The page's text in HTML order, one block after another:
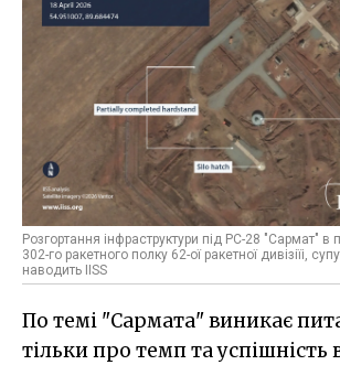
Розгортання інфраструктури під РС-28 "Сармат" в
302-го ракетного полку 62-ої ракетної дивізіїі,
наводить IISS
По темі "Сармата" виникає
тільки про темп та успішність